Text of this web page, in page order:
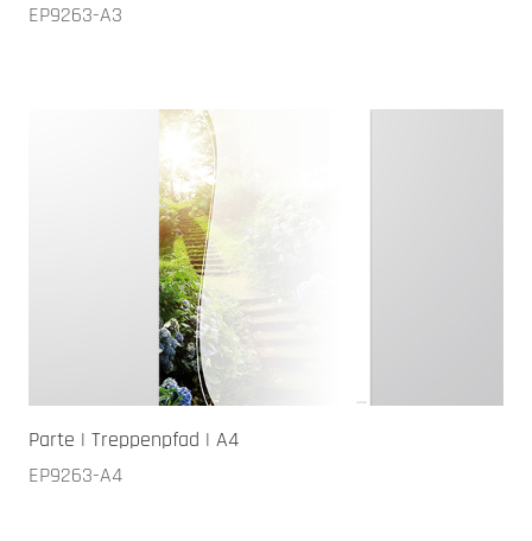
EP9263-A3
Parte | Treppenpfad | A4
EP9263-A4